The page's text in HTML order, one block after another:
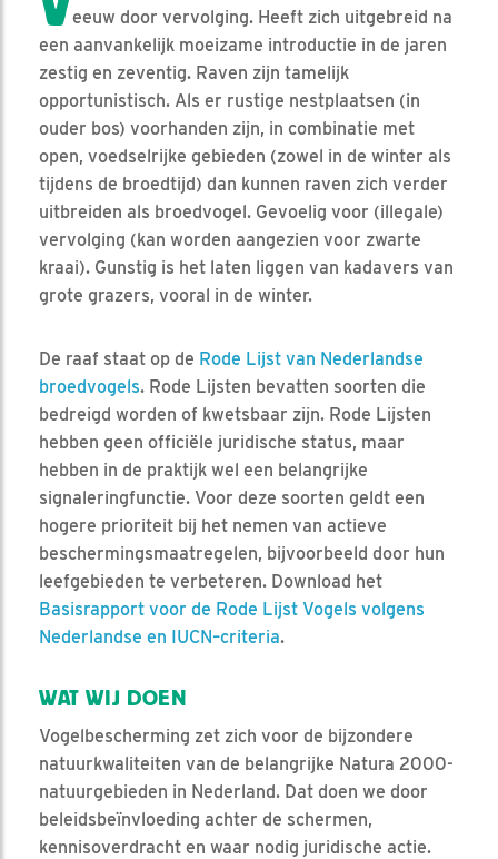
eeuw door vervolging. Heeft zich uitgebreid na
een aanvankelijk moeizame introductie in de jaren
zestig en zeventig. Raven zijn tamelijk
opportunistisch. Als er rustige nestplaatsen (in
ouder bos) voorhanden zijn, in combinatie met
open, voedselrijke gebieden (zowel in de winter als
tijdens de broedtijd) dan kunnen raven zich verder
uitbreiden als broedvogel. Gevoelig voor (illegale)
vervolging (kan worden aangezien voor zwarte
kraai). Gunstig is het laten liggen van kadavers van
grote grazers, vooral in de winter.
De raaf staat op de Rode Lijst van Nederlandse
broedvogels. Rode Lijsten bevatten soorten die
bedreigd worden of kwetsbaar zijn. Rode Lijsten
hebben geen officiële juridische status, maar
hebben in de praktijk wel een belangrijke
signaleringfunctie. Voor deze soorten geldt een
hogere prioriteit bij het nemen van actieve
beschermingsmaatregelen, bijvoorbeeld door hun
leefgebieden te verbeteren. Download het
Basisrapport voor de Rode Lijst Vogels volgens
Nederlandse en IUCN–criteria.
WAT WIJ DOEN
Vogelbescherming zet zich voor de bijzondere
natuurkwaliteiten van de belangrijke Natura 2000-
natuurgebieden in Nederland. Dat doen we door
beleidsbeïnvloeding achter de schermen,
kennisoverdracht en waar nodig juridische actie.